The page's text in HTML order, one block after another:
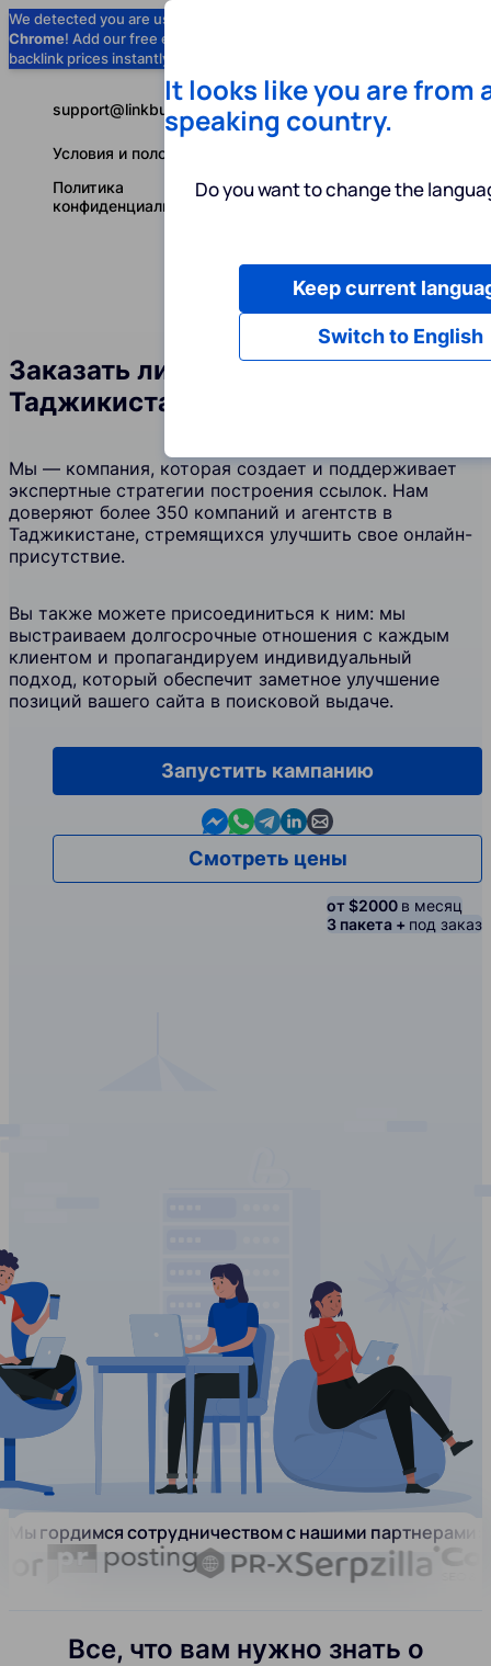
We detected you are using
Chrome! Add our free extension to check
backlink prices instantly as you browse.
Услуги
Русский
support@linkbuilder.com
Условия и положения
Политика
конфиденциальности
Заказать линкбилдинг в
Таджикистане
Мы — компания, которая создает и поддерживает
экспертные стратегии построения ссылок. Нам
доверяют более 350 компаний и агентств в
Таджикистане, стремящихся улучшить свое онлайн-
присутствие.
Вы также можете присоединиться к ним: мы
выстраиваем долгосрочные отношения с каждым
клиентом и пропагандируем индивидуальный
подход, который обеспечит заметное улучшение
позиций вашего сайта в поисковой выдаче.
Запустить кампанию
Contact us in Messenger
Contact us in WhatsApp
Contact us in Telegram
Contact us in Linkedin
Contact us by email
Смотреть цены
от $2000 в месяц
3 пакета + под заказ
Мы гордимся сотрудничеством с нашими партнерами:
Все, что вам нужно знать о
It looks like you are from
speaking country.
Do you want to change the
Switch to English
Keep current